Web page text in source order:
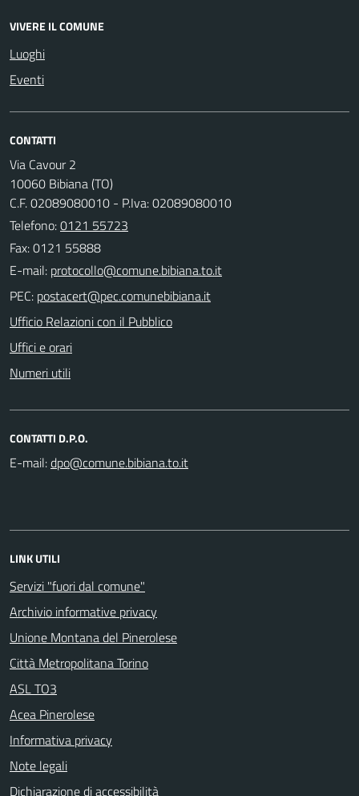
VIVERE IL COMUNE
Luoghi
Eventi
CONTATTI
Via Cavour 2
10060 Bibiana (TO)
C.F. 02089080010 - P.Iva: 02089080010
Telefono:0121 55723
Fax: 0121 55888
E-mail:
PEC:
Ufficio Relazioni con il Pubblico
Uffici e orari
Numeri utili
CONTATTI D.P.O.
E-mail:
LINK UTILI
Servizi "fuori dal comune"
Archivio informative privacy
Unione Montana del Pinerolese
Città Metropolitana Torino
ASL TO3
Acea Pinerolese
Informativa privacy
Note legali
Dichiarazione di accessibilità